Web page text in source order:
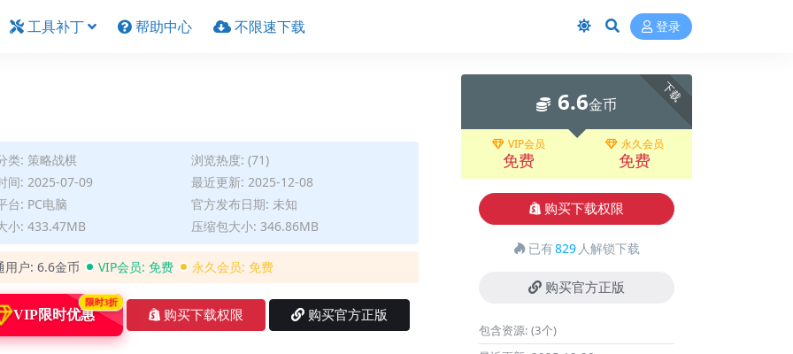
工具补丁 帮助中心 不限速下载 登录
类: 策略战棋
浏览热度: (71)
间: 2025-07-09
最近更新: 2025-12-08
台: PC电脑
官方发布日期: 未知
小: 433.47MB
压缩包大小: 346.86MB
用户: 6.6金币 VIP会员: 免费 永久会员: 免费
VIP限时优惠
限时3折
购买下载权限 购买官方正版
下载
6.6金币
VIP会员
免费
永久会员
免费
购买下载权限
已有829 人解锁下载
购买官方正版
包含资源: (3个)